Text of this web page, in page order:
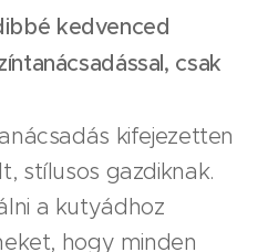
kedvenced
csak
kifejezetten
stílusos gazdiknak.
a kutyádhoz
hogy minden